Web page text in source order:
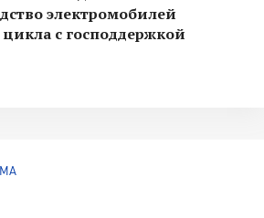
электромобилей
с господдержкой